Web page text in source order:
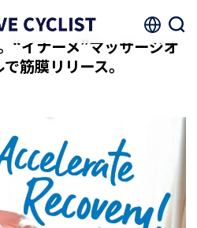
“イナーメ”マッサージオ
筋膜リリース。